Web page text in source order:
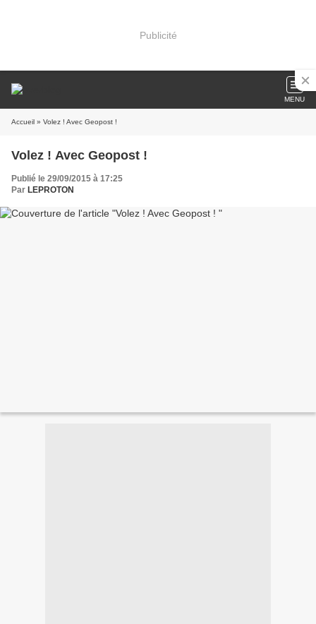
Publicité
MENU
Accueil » Volez ! Avec Geopost !
Volez ! Avec Geopost !
Publié le 29/09/2015 à 17:25
Par LEPROTON